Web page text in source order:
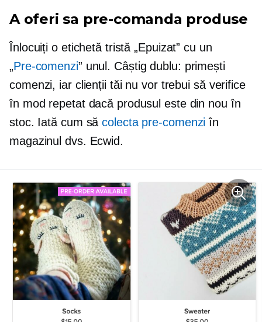
A oferi sa pre-comanda produse
Înlocuiți o etichetă tristă „Epuizat” cu un
„Pre-comenzi” unul. Câștig dublu: primești
comenzi, iar clienții tăi nu vor trebui să verifice
în mod repetat dacă produsul este din nou în
stoc. Iată cum săcolecta pre-comenzi în
magazinul dvs. Ecwid.